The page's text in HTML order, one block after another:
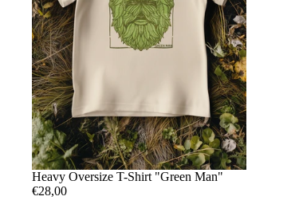
Heavy Oversize T-Shirt "Green Man"
€28,00